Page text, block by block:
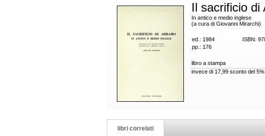
Il sacrificio di
In antico e medio inglese
(a cura di Giovanni Mirarchi)
ed.: 1984
ISBN:
pp.: 176
libro a stampa
invece di 17,99 sconto del 5%.
libri correlati